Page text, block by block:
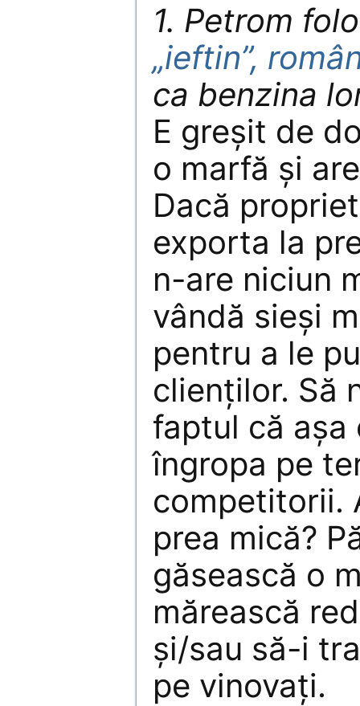
1. Petrom
„ieftin”,
ca benzina
E greşit de
o marfă şi
Dacă
exporta la
n-are niciun
vândă sieşi
pentru a le
clienţilor. Să
faptul că
îngropa pe
competitorii.
prea mică?
găsească o
mărească
şi/sau să-i
pe vinovaţi.